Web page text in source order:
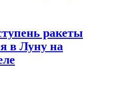
ракеты
в Луну на